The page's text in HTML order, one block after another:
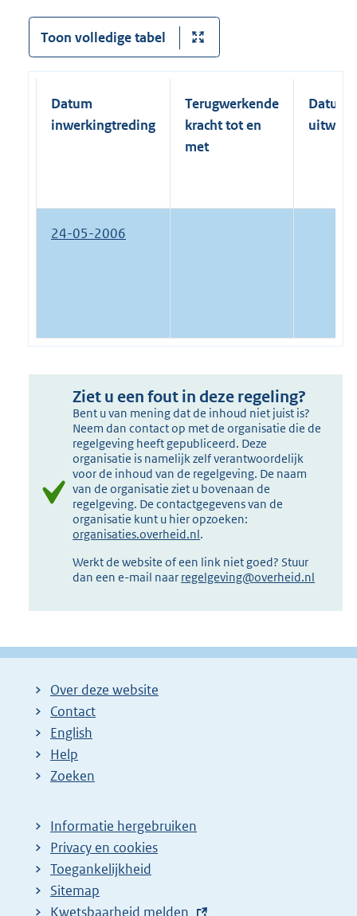
Toon volledige tabel
Datum
inwerkingtreding
Terugwerkende
kracht tot en
met
Datum
24-05-2006
Ziet u een fout in deze regeling?
Bent u van mening dat de inhoud niet juist is?
Neem dan contact op met de organisatie die de
regelgeving heeft gepubliceerd. Deze
organisatie is namelijk zelf verantwoordelijk
voor de inhoud van de regelgeving. De naam
van de organisatie ziet u bovenaan de
regelgeving. De contactgegevens van de
organisatie kunt u hier opzoeken:
organisaties.overheid.nl.
Werkt de website of een link niet goed? Stuur
dan een e-mail naar regelgeving@overheid.nl
Over deze website
Contact
English
Help
Zoeken
Informatie hergebruiken
Privacy en cookies
Toegankelijkheid
Sitemap
E
Kwetsbaarheid melden